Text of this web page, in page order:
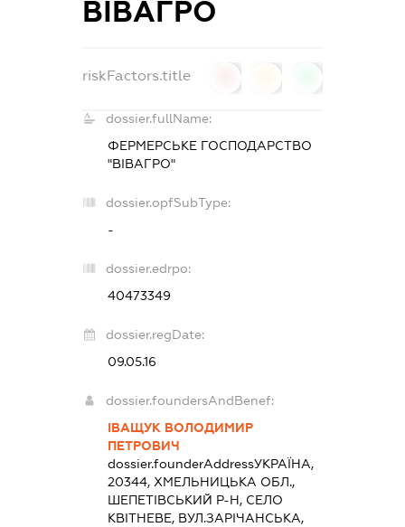
ВІВАГРО
riskFactors.title
dossier.fullName:
ФЕРМЕРСЬКЕ ГОСПОДАРСТВО
"ВІВАГРО"
dossier.opfSubType:
-
dossier.edrpo:
40473349
dossier.regDate:
09.05.16
dossier.foundersAndBenef:
ІВАЩУК ВОЛОДИМИР
ПЕТРОВИЧ
dossier.founderAddressУКРАЇНА,
20344, ХМЕЛЬНИЦЬКА ОБЛ.,
ШЕПЕТІВСЬКИЙ Р-Н, СЕЛО
КВІТНЕВЕ, ВУЛ.ЗАРІЧАНСЬКА,